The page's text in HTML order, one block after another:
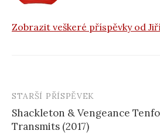
Zobrazit veškeré příspěvky od
Navigace
příspěvku
STARŠÍ PŘÍSPĚVEK
Shackleton & Vengeance
Transmits (2017)